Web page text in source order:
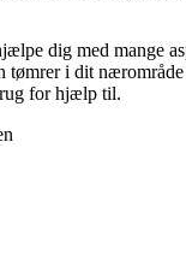
dig med mange
tømrer i dit
for hjælp til.